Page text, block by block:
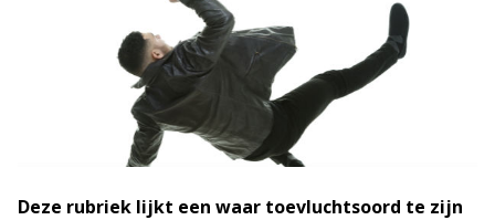
Deze rubriek lijkt een waar toevluchtsoord te zijn